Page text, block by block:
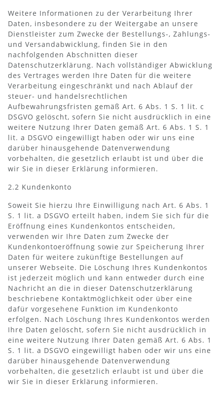
Weitere Informationen zu der Verarbeitung Ihrer
Daten, insbesondere zu der Weitergabe an unsere
Dienstleister zum Zwecke der Bestellungs-, Zahlungs-
und Versandabwicklung, finden Sie in den
nachfolgenden Abschnitten dieser
Datenschutzerklärung. Nach vollständiger Abwicklung
des Vertrages werden Ihre Daten für die weitere
Verarbeitung eingeschränkt und nach Ablauf der
steuer- und handelsrechtlichen
Aufbewahrungsfristen gemäß Art. 6 Abs. 1 S. 1 lit. c
DSGVO gelöscht, sofern Sie nicht ausdrücklich in eine
weitere Nutzung Ihrer Daten gemäß Art. 6 Abs. 1 S. 1
lit. a DSGVO eingewilligt haben oder wir uns eine
darüber hinausgehende Datenverwendung
vorbehalten, die gesetzlich erlaubt ist und über die
wir Sie in dieser Erklärung informieren.
2.2 Kundenkonto
Soweit Sie hierzu Ihre Einwilligung nach Art. 6 Abs. 1
S. 1 lit. a DSGVO erteilt haben, indem Sie sich für die
Eröffnung eines Kundenkontos entscheiden,
verwenden wir Ihre Daten zum Zwecke der
Kundenkontoeröffnung sowie zur Speicherung Ihrer
Daten für weitere zukünftige Bestellungen auf
unserer Webseite. Die Löschung Ihres Kundenkontos
ist jederzeit möglich und kann entweder durch eine
Nachricht an die in dieser Datenschutzerklärung
beschriebene Kontaktmöglichkeit oder über eine
dafür vorgesehene Funktion im Kundenkonto
erfolgen. Nach Löschung Ihres Kundenkontos werden
Ihre Daten gelöscht, sofern Sie nicht ausdrücklich in
eine weitere Nutzung Ihrer Daten gemäß Art. 6 Abs. 1
S. 1 lit. a DSGVO eingewilligt haben oder wir uns eine
darüber hinausgehende Datenverwendung
vorbehalten, die gesetzlich erlaubt ist und über die
wir Sie in dieser Erklärung informieren.